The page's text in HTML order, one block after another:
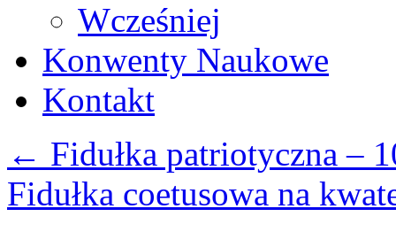
Wcześniej
Konwenty Naukowe
Kontakt
← Fidułka patriotyczna –
Fidułka coetusowa na